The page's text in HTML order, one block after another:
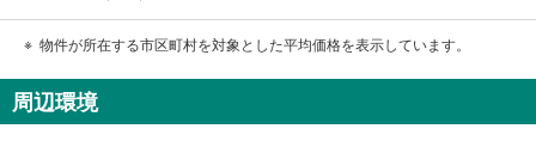
物件が所在する市区町村を対象とした平均価格を表示しています。
周辺環境